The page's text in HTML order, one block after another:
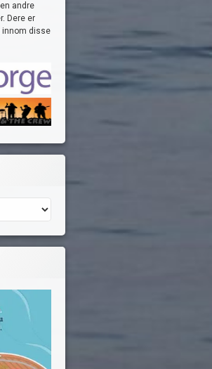
andre
Dere er
innom disse